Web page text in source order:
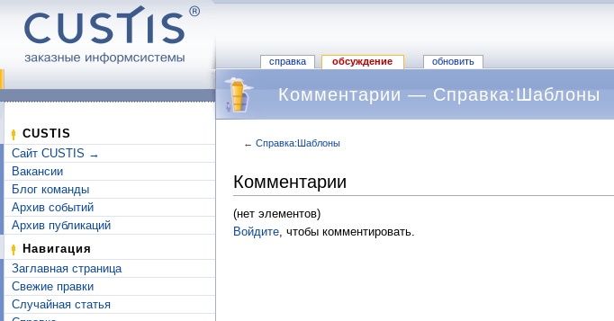
справка обсуждение обновить
CUSTIS
Сайт CUSTIS →
Вакансии
Блог команды
Архив событий
Архив публикаций
Навигация
Заглавная страница
Свежие правки
Случайная статья
Комментарии — Справка:Шаблоны
← Справка:Шаблоны
Комментарии
(нет элементов)
Войдите, чтобы комментировать.